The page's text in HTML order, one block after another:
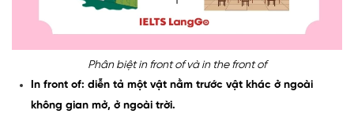
Phân biệt in front of và in the front of
In front of: diễn tả một vật nằm trước vật khác ở ngoài
không gian mở, ở ngoài trời.